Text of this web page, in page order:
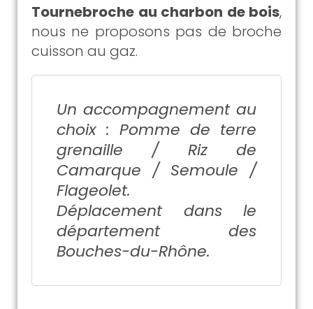
Tournebroche au charbon de bois,
nous ne proposons pas de broche
cuisson au gaz.
Un accompagnement au
choix : Pomme de terre
grenaille / Riz de
Camarque / Semoule /
Flageolet.
Déplacement dans le
département des
Bouches-du-Rhône.